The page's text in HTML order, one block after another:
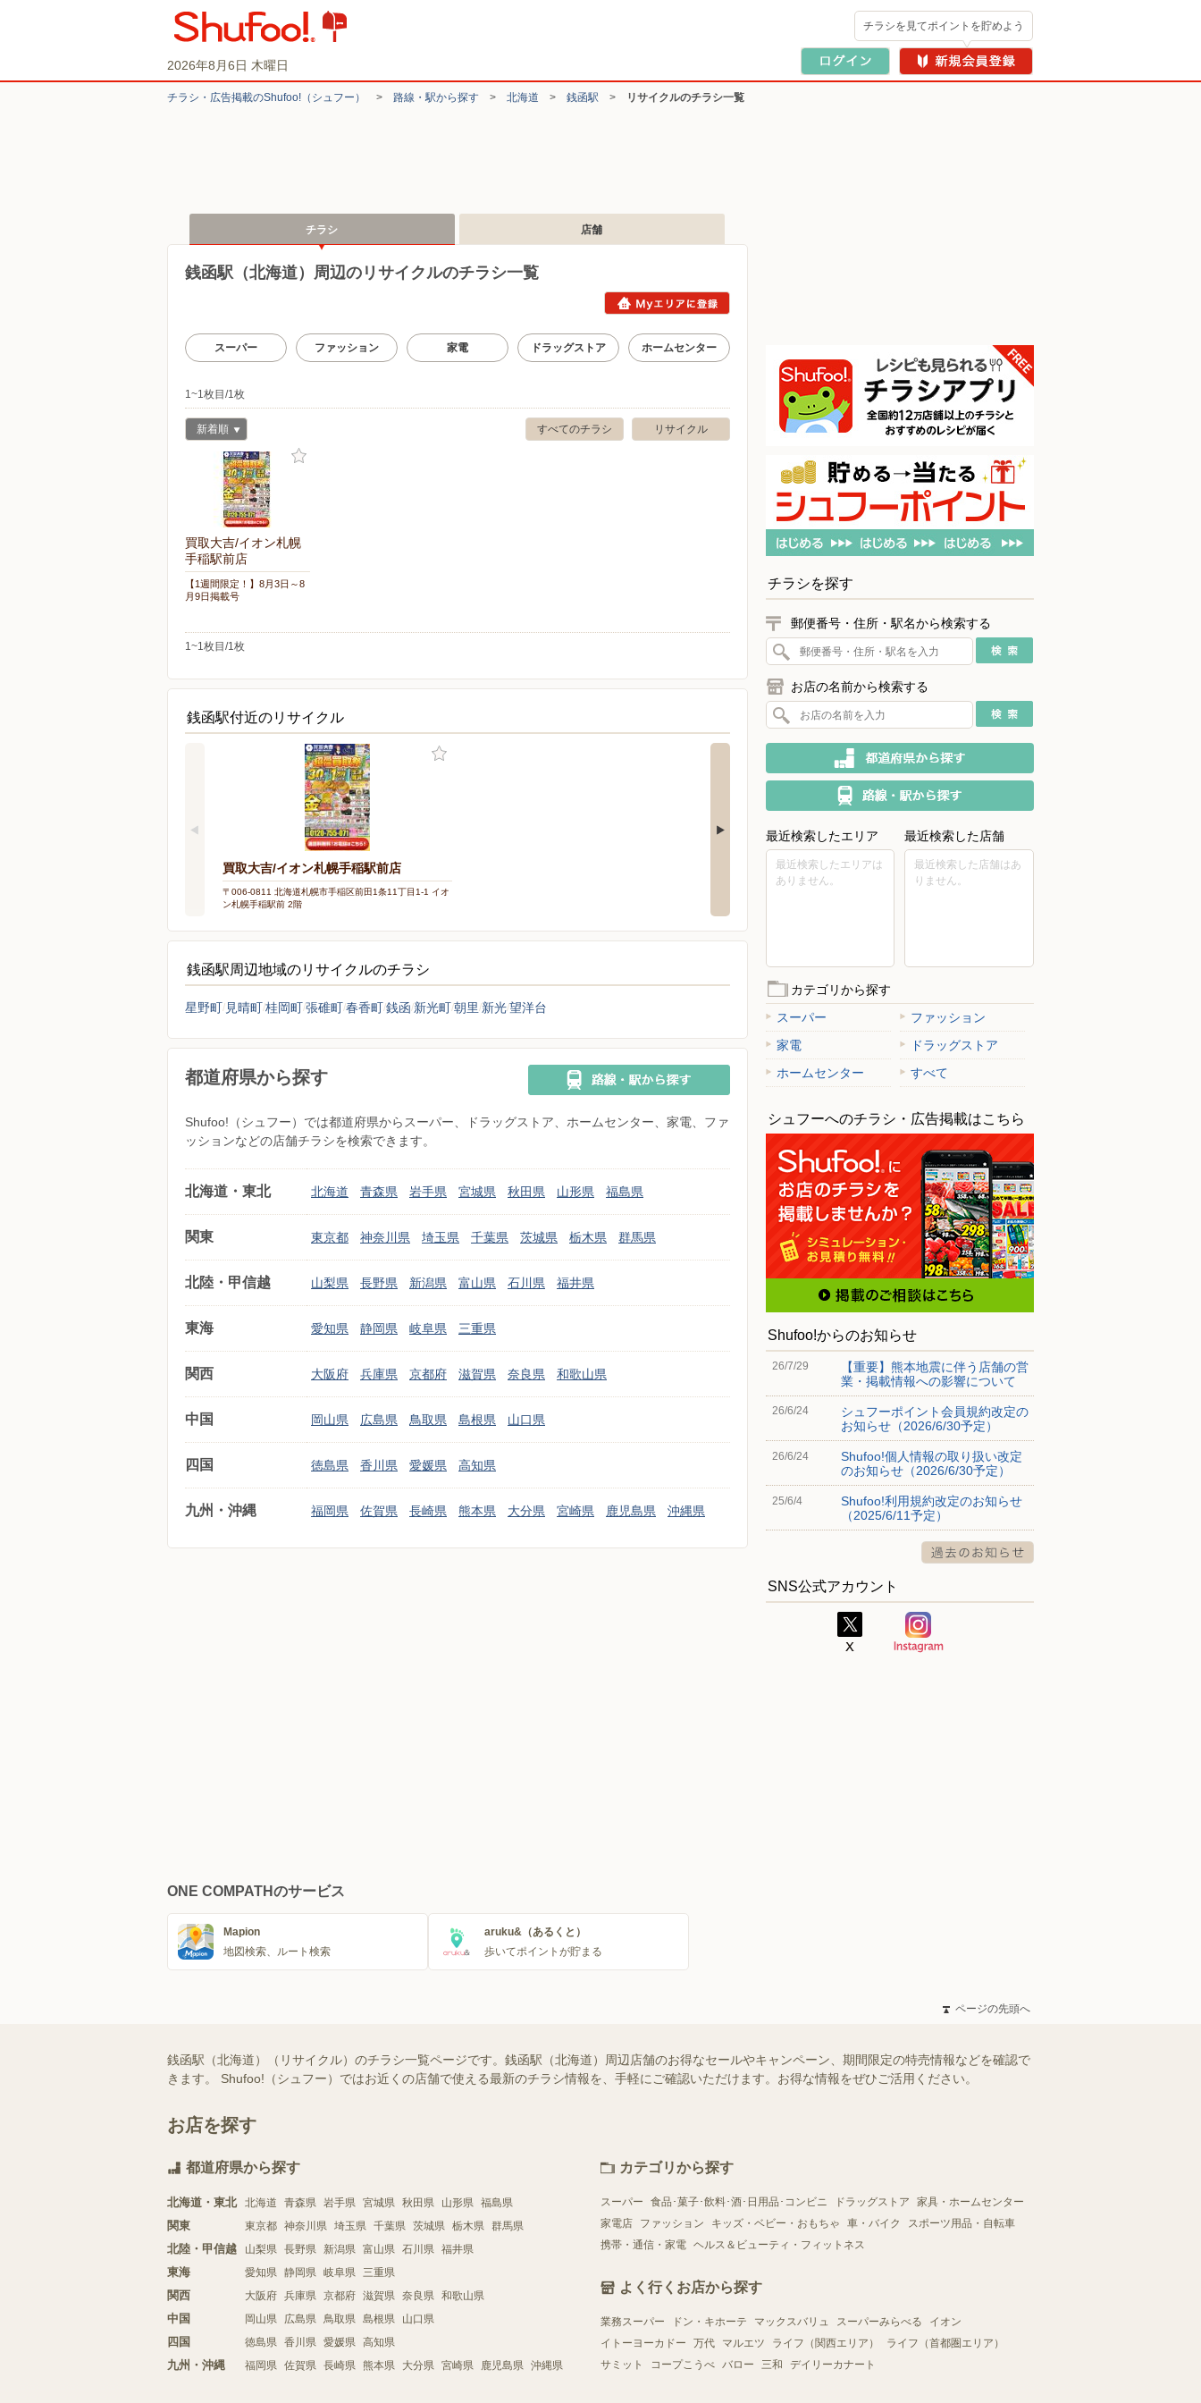
2026年8月6日 木曜日
チラシを見てポイントを貯めよう
チラシ・​広告掲載の​Shufoo!​（シュフー） > 路線・駅から探す > 北海道 > 銭函駅 > リサイクルのチラシ一覧
チラシ 店舗
銭函駅（北海道）周辺のリサイクルのチラシ一覧
スーパー ファッション 家電 ドラッグストア ホームセンター
1~1枚目/1枚
リサイクル
すべてのチラシ
新着順
買取大吉/イオン札幌
手稲駅前店
【1週間限定！】8月3日～8
月9日掲載号
1~1枚目/1枚
銭函駅付近のリサイクル
買取大吉/イオン札幌手稲駅前店
〒006-0811 北海道札幌市手稲区前田1条11丁目1-1 イオ
ン札幌手稲駅前 2階
銭函駅周辺地域のリサイクルのチラシ
星野町 見晴町桂岡町張碓町春香町銭函 新光町朝里 新光望洋台
都道府県から探す
Shufoo!（シュフー）では都道府県からスーパー、ドラッグストア、ホームセンター、家電、ファ
ッションなどの店舗チラシを検索できます。
北海道・東北 北海道 青森県 岩手県 宮城県 秋田県 山形県 福島県
関東 東京都 神奈川県 埼玉県 千葉県 茨城県 栃木県 群馬県
北陸・甲信越 山梨県 長野県 新潟県 富山県 石川県 福井県
東海 愛知県 静岡県 岐阜県 三重県
関西 大阪府 兵庫県 京都府 滋賀県 奈良県 和歌山県
中国 岡山県 広島県 鳥取県 島根県 山口県
四国 徳島県 香川県 愛媛県 高知県
九州・沖縄 福岡県 佐賀県 長崎県 熊本県 大分県 宮崎県 鹿児島県 沖縄県
チラシを探す
郵便番号・住所・駅名から検索する
お店の名前から検索する
最近検索したエリア
最近検索したエリアは
ありません。
最近検索した店舗
最近検索した店舗はあ
りません。
カテゴリから探す
スーパー
ファッション
家電
ドラッグストア
ホームセンター
すべて
シュフーへのチラシ・広告掲載はこちら
Shufoo!からのお知らせ
26/7/29
【重要】熊本地震に伴う店舗の営
業・掲載情報への影響について
26/6/24
シュフーポイント会員規約改定の
お知らせ（2026/6/30予定）
26/6/24
Shufoo!個人情報の取り扱い改定
のお知らせ（2026/6/30予定）
25/6/4
Shufoo!利用規約改定のお知らせ
（2025/6/11予定）
SNS公式アカウント
ONE COMPATHのサービス
Mapion
地図検索、ルート検索
aruku&（あるくと）
歩いてポイントが貯まる
ページの先頭へ
銭函駅（北海道）（リサイクル）のチラシ一覧ページです。銭函駅（北海道）周辺店舗のお得なセールやキャンペーン、期間限定の特売情報などを確認で
きます。 Shufoo!（シュフー）ではお近くの店舗で使える最新のチラシ情報を、手軽にご確認いただけます。お得な情報をぜひご活用ください。
お店を探す
都道府県から探す
北海道・東北 北海道 青森県 岩手県 宮城県 秋田県 山形県 福島県
関東 東京都 神奈川県 埼玉県 千葉県 茨城県 栃木県 群馬県
北陸・甲信越 山梨県 長野県 新潟県 富山県 石川県 福井県
東海 愛知県 静岡県 岐阜県 三重県
関西 大阪府 兵庫県 京都府 滋賀県 奈良県 和歌山県
中国 岡山県 広島県 鳥取県 島根県 山口県
四国 徳島県 香川県 愛媛県 高知県
九州・沖縄 福岡県 佐賀県 長崎県 熊本県 大分県 宮崎県 鹿児島県 沖縄県
カテゴリから探す
スーパー 食品･菓子･飲料･酒･日用品･コンビニ ドラッグストア
家具・ホームセンター
家電店
ファッション キッズ・ベビー・おもちゃ 車・バイク
スポーツ用品・自転車
携帯・通信・家電 ヘルス＆ビューティ・フィットネス
よく行くお店から探す
業務スーパー ドン・キホーテ マックスバリュ スーパーみらべる
イオン
イトーヨーカドー
万代 マルエツ ライフ（関西エリア）
ライフ（首都圏エリア）
サミット
コープこうべ バロー 三和 デイリーカナート